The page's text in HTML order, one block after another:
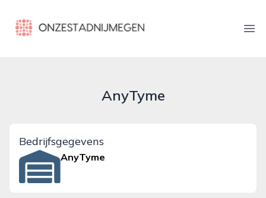
onzestadnijmegen.nl
AnyTyme
Bedrijfsgegevens
AnyTyme